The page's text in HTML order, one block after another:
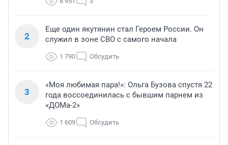
2
Еще один якутянин стал Героем России. Он
служил в зоне СВО с самого начала
1 790 Обсудить
3
«Моя любимая пара!»: Ольга Бузова спустя 22
года воссоединилась с бывшим парнем из
«ДОМа-2»
1 609 Обсудить